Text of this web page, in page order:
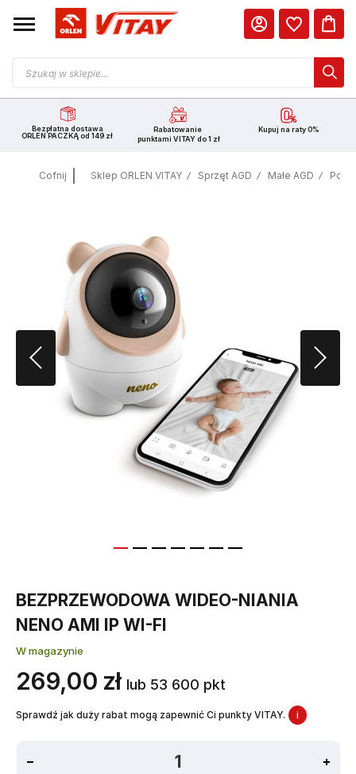
Bezpłatna dostawa
ORLEN PACZKĄ od 149 zł
Rabatowanie
punktami VITAY do 1 zł
Kupuj na raty 0%
Cofnij Sklep ORLEN VITAY Sprzęt AGD Małe AGD
BEZPRZEWODOWA WIDEO-NIANIA
NENO AMI IP WI-FI
W magazynie
269,00 zł lub 53 600 pkt
Sprawdź jak duży rabat mogą zapewnić Ci punkty VITAY. i